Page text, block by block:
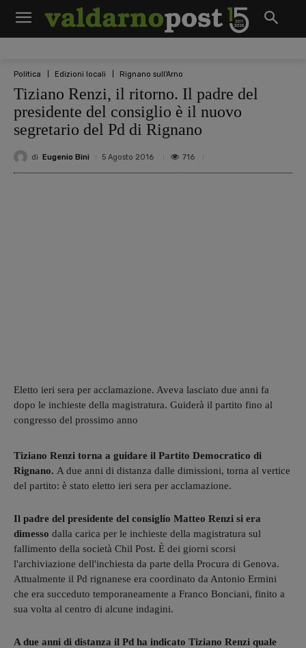
Politica Edizioni locali Rignano sull'Arno
Tiziano Renzi, il ritorno. Il padre del
presidente del consiglio è il nuovo
segretario del Pd di Rignano
di Eugenio Bini 5 Agosto 2016 716
Eletto ieri sera per acclamazione. Aveva lasciato due anni fa
dopo le inchieste della magistratura. Guiderà il partito fino al
congresso del prossimo anno
Tiziano Renzi torna a guidare il Partito Democratico di
Rignano. A due anni di distanza dalle dimissioni, torna al vertice
del partito: è stato eletto ieri sera per acclamazione.
Il padre del presidente del consiglio Matteo Renzi si era
dimesso dalla carica per le inchieste della magistratura sul
fallimento della società Chil Post. È dei giorni scorsi
l'archiviazione dell'inchiesta da parte della Procura di Genova.
Attualmente il Pd rignanese era coordinato da Antonio Ermini
che era succeduto temporaneamente a Franco Bonciani, finito a
sua volta al centro di alcune indagini.
A due anni di distanza il Pd ha indicato Tiziano Renzi quale